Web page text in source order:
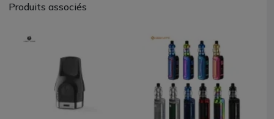
Produits associés